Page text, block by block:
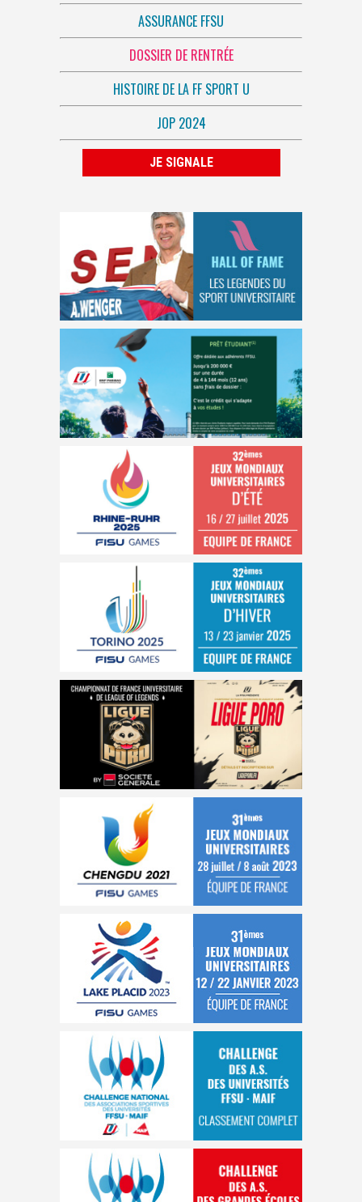
ASSURANCE FFSU
DOSSIER DE RENTRÉE
HISTOIRE DE LA FF SPORT U
JOP 2024
JE SIGNALE